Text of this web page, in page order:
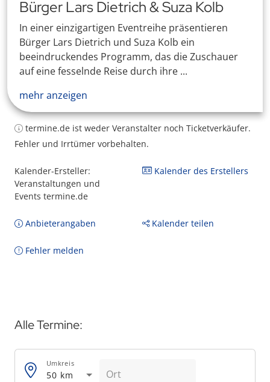
Bürger Lars Dietrich & Suza Kolb
In einer einzigartigen Eventreihe präsentieren
Bürger Lars Dietrich und Suza Kolb ein
beeindruckendes Programm, das die Zuschauer
auf eine fesselnde Reise durch ihre ...
mehr anzeigen
termine.de ist weder Veranstalter noch Ticketverkäufer.
Fehler und Irrtümer vorbehalten.
Kalender-Ersteller:
Veranstaltungen und
Events termine.de
Kalender des Erstellers
Anbieterangaben Kalender teilen
Fehler melden
Alle Termine:
50 km
Umkreis